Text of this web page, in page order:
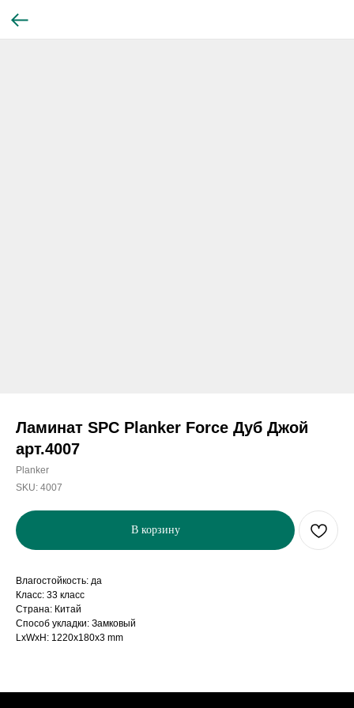
Ламинат SPC Planker Force Дуб Джой
арт.4007
Planker
SKU: 4007
В корзину
Влагостойкость: да
Класс: 33 класс
Страна: Китай
Способ укладки: Замковый
LxWxH: 1220x180x3 mm